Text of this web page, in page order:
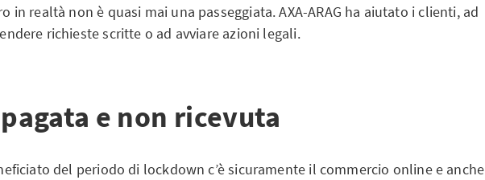
in realtà non è quasi mai una passeggiata. AXA-ARAG ha aiutato i clienti, ad
richieste scritte o ad avviare azioni legali.
e non ricevuta
del periodo di lockdown c’è sicuramente il commercio online e anche